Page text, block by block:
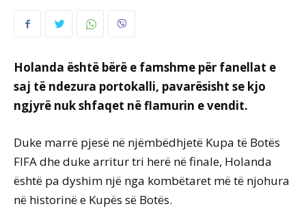
Holanda është bërë e famshme për fanellat e
saj të ndezura portokalli, pavarësisht se kjo
ngjyrë nuk shfaqet në flamurin e vendit.
Duke marrë pjesë në njëmbëdhjetë Kupa të Botës
FIFA dhe duke arritur tri herë në finale, Holanda
është pa dyshim një nga kombëtaret më të njohura
në historinë e Kupës së Botës.